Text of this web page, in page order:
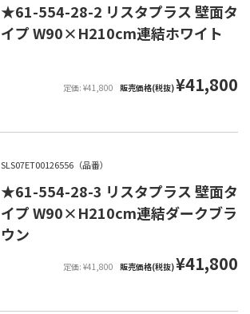
★61-554-28-2 リスタプラス 壁面タ
イプ W90×H210cm連結ホワイト
定価: ¥41,800 販売価格(税抜)¥41,800
SLS07ET00126556（品番）
★61-554-28-3 リスタプラス 壁面タ
イプ W90×H210cm連結ダークブラ
ウン
定価: ¥41,800 販売価格(税抜)¥41,800